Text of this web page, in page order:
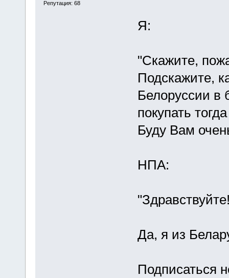
Репутация: 68
Я:
"Скажите,
Подскажите,
Белоруссии в
покупать
Буду Вам
НПА:
Да, я из
Подписаться